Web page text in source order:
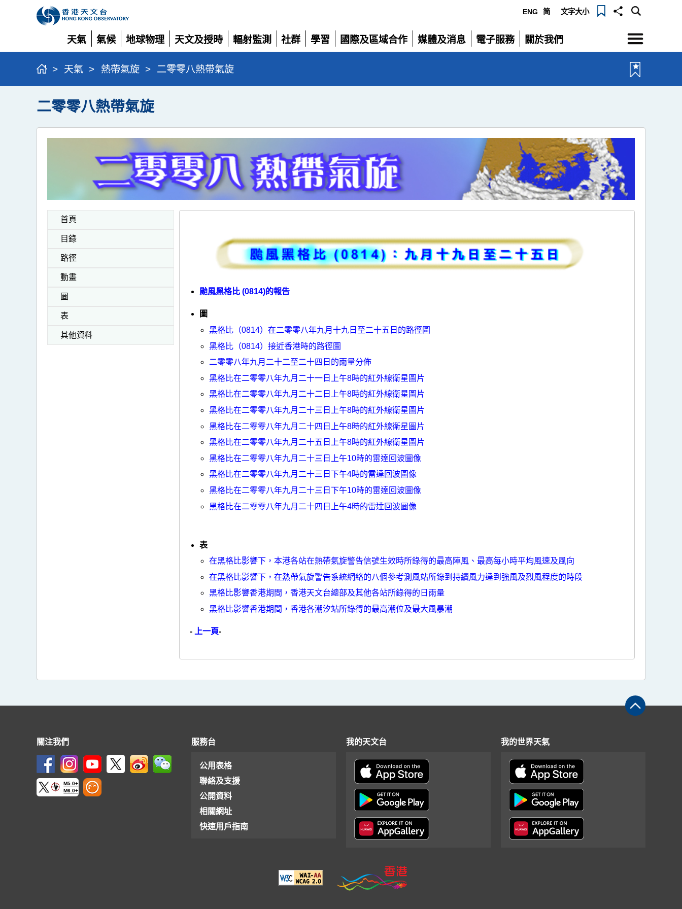
ENG 简 文字大小
天氣
展
開
氣候
展
開
地球物理
展
開
天文及授時
展
開
輻射監測
展
開
社群
展
學習
展
國際及區域合作
展
媒體及消息
展
電子服務
展
關於我們
展
選
單
> 天氣 > 熱帶氣旋 > 二零零八熱帶氣旋
二零零八熱帶氣旋
首頁
目錄
路徑
動畫
圖
表
其他資料
颱風黑格比 (0814)的報告
圖
黑格比（0814）在二零零八年九月十九日至二十五日的路徑圖
黑格比（0814）接近香港時的路徑圖
二零零八年九月二十二至二十四日的雨量分佈
黑格比在二零零八年九月二十一日上午8時的紅外線衛星圖片
黑格比在二零零八年九月二十二日上午8時的紅外線衛星圖片
黑格比在二零零八年九月二十三日上午8時的紅外線衛星圖片
黑格比在二零零八年九月二十四日上午8時的紅外線衛星圖片
黑格比在二零零八年九月二十五日上午8時的紅外線衛星圖片
黑格比在二零零八年九月二十三日上午10時的雷達回波圖像
黑格比在二零零八年九月二十三日下午4時的雷達回波圖像
黑格比在二零零八年九月二十三日下午10時的雷達回波圖像
黑格比在二零零八年九月二十四日上午4時的雷達回波圖像
表
在黑格比影響下，本港各站在熱帶氣旋警告信號生效時所錄得的最高陣風、最高每小時平均風速及風向
在黑格比影響下，在熱帶氣旋警告系統網絡的八個參考測風站所錄到持續風力達到強風及烈風程度的時段
黑格比影響香港期間，香港天文台總部及其他各站所錄得的日雨量
黑格比影響香港期間，香港各潮汐站所錄得的最高潮位及最大風暴潮
- 上一頁-
關注我們
M5.0+
M6.0+
服務台
公用表格
聯絡及支援
公開資料
相關網址
快速用戶指南
我的天文台 我的世界天氣